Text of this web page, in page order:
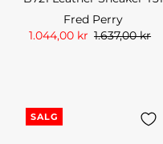
Fred Perry
1.044,00 kr 1.637,00 kr
SALG